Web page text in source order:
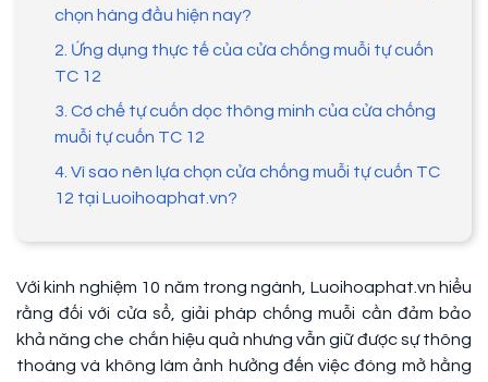
chọn hàng đầu hiện nay?
2. Ứng dụng thực tế của cửa chống muỗi tự cuốn
TC 12
3. Cơ chế tự cuốn dọc thông minh của cửa chống
muỗi tự cuốn TC 12
4. Vì sao nên lựa chọn cửa chống muỗi tự cuốn TC
12 tại Luoihoaphat.vn?
Với kinh nghiệm 10 năm trong ngành, Luoihoaphat.vn hiểu
rằng đối với cửa sổ, giải pháp chống muỗi cần đảm bảo
khả năng che chắn hiệu quả nhưng vẫn giữ được sự thông
thoáng và không làm ảnh hưởng đến việc đóng mở hằng